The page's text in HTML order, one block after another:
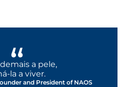
a pele,
la a viver.
and President of NAOS